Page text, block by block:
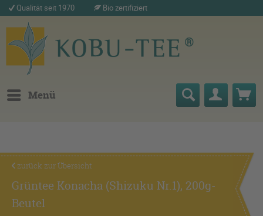
Qualität seit 1970 Bio zertifiziert
Menü
zurück zur Übersicht
Grüntee Konacha (Shizuku Nr.1), 200g-
Beutel